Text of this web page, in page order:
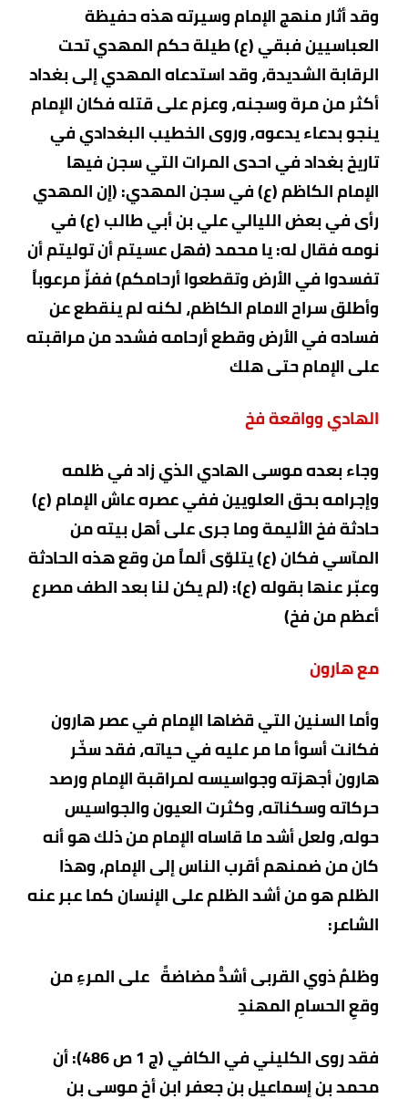
وقد أثار منهج الإمام وسيرته هذه حفيظة
العباسيين فبقي (ع) طيلة حكم المهدي تحت
الرقابة الشديدة، وقد استدعاه المهدي إلى بغداد
أكثر من مرة وسجنه، وعزم على قتله فكان الإمام
ينجو بدعاء يدعوه, وروى الخطيب البغدادي في
تاريخ بغداد في احدى المرات التي سجن فيها
الإمام الكاظم (ع) في سجن المهدي: (إن المهدي
رأى في بعض الليالي علي بن أبي طالب (ع) في
نومه فقال له: يا محمد (فهل عسيتم أن توليتم أن
تفسدوا في الأرض وتقطعوا أرحامكم) ففزّ مرعوباً
وأطلق سراح الامام الكاظم، لكنه لم ينقطع عن
فساده في الأرض وقطع أرحامه فشدد من مراقبته
على الإمام حتى هلك
الهادي وواقعة فخ
وجاء بعده موسى الهادي الذي زاد في ظلمه
وإجرامه بحق العلويين ففي عصره عاش الإمام (ع)
حادثة فخ الأليمة وما جرى على أهل بيته من
المآسي فكان (ع) يتلوّى ألماً من وقع هذه الحادثة
وعبّر عنها بقوله (ع): (لم يكن لنا بعد الطف مصرع
أعظم من فخ)
مع هارون
وأما السنين التي قضاها الإمام في عصر هارون
فكانت أسوأ ما مر عليه في حياته، فقد سخّر
هارون أجهزته وجواسيسه لمراقبة الإمام ورصد
حركاته وسكناته، وكثرت العيون والجواسيس
حوله، ولعل أشد ما قاساه الإمام من ذلك هو أنه
كان من ضمنهم أقرب الناس إلى الإمام، وهذا
الظلم هو من أشد الظلم على الإنسان كما عبر عنه
الشاعر:
وظلمُ ذوي القربى أشدُّ مضاضةً على المرءِ من
وقعِ الحسامِ المهندِ
فقد روى الكليني في الكافي (ج 1 ص 486): أن
محمد بن إسماعيل بن جعفر ابن أخ موسى بن